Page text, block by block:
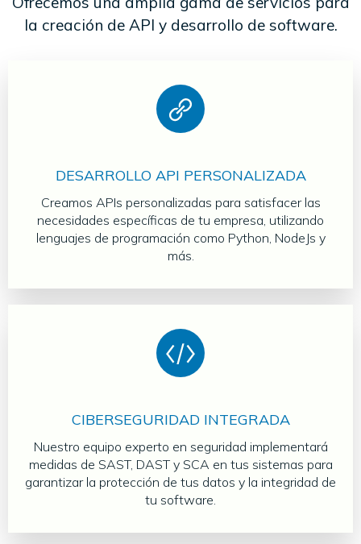
la creación de API y desarrollo de software.
DESARROLLO API PERSONALIZADA
Creamos APIs personalizadas para satisfacer las
necesidades específicas de tu empresa, utilizando
lenguajes de programación como Python, NodeJs y
más.
CIBERSEGURIDAD INTEGRADA
Nuestro equipo experto en seguridad implementará
medidas de SAST, DAST y SCA en tus sistemas para
garantizar la protección de tus datos y la integridad de
tu software.